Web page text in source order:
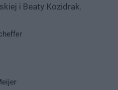
i Beaty Kozidrak.